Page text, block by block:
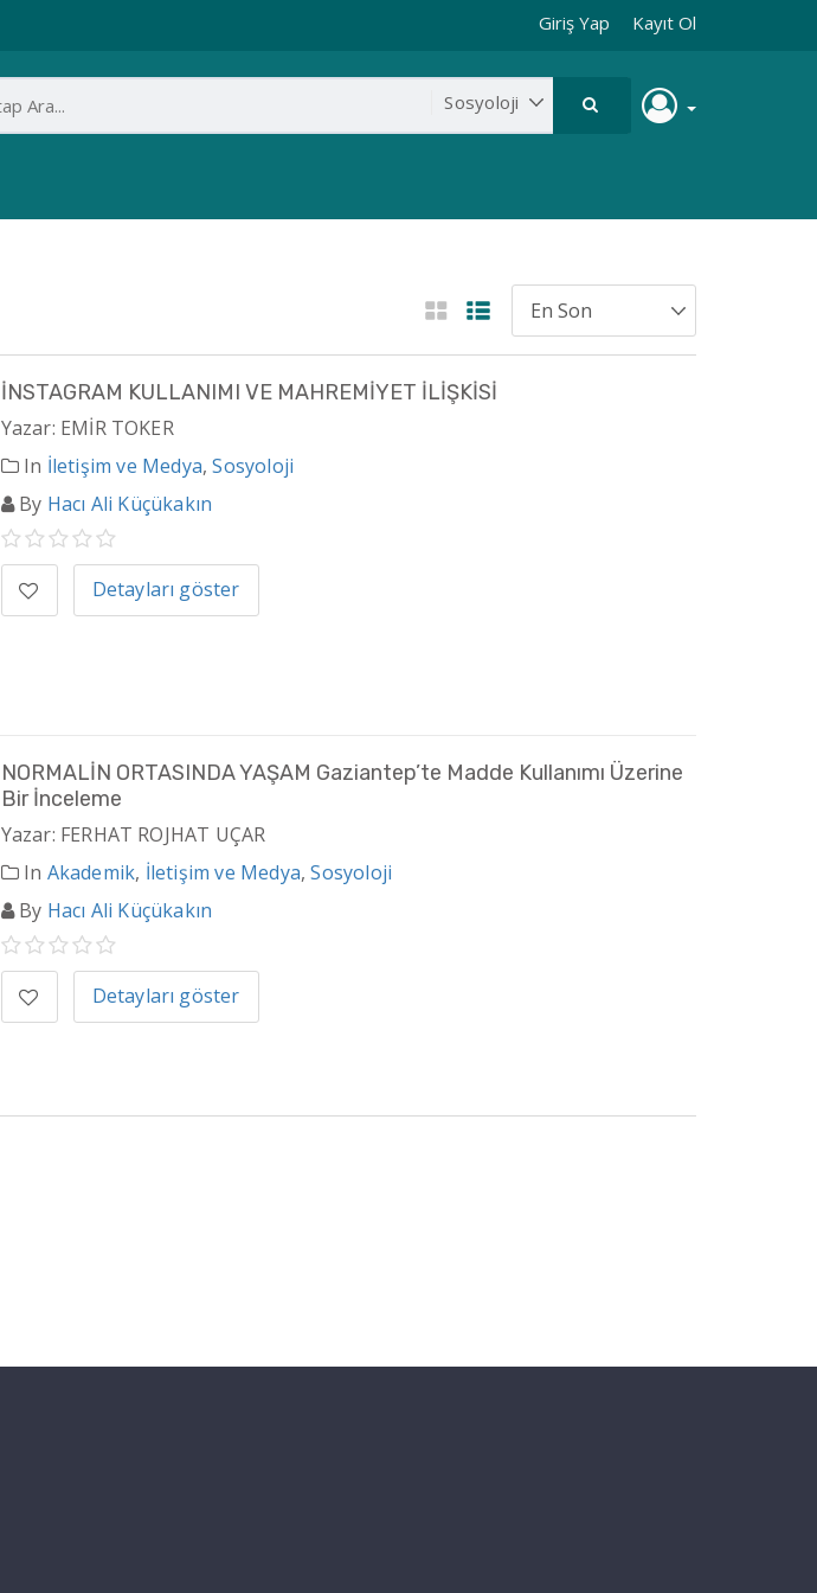
Giriş Yap Kayıt Ol
İNSTAGRAM KULLANIMI VE MAHREMİYET İLİŞKİSİ
Yazar: EMİR TOKER
In İletişim ve Medya,Sosyoloji
By Hacı Ali Küçükakın
Detayları göster
NORMALİN ORTASINDA YAŞAM Gaziantep’te Madde Kullanımı Üzerine
Bir İnceleme
Yazar: FERHAT ROJHAT UÇAR
In Akademik, İletişim ve Medya,Sosyoloji
By Hacı Ali Küçükakın
Detayları göster